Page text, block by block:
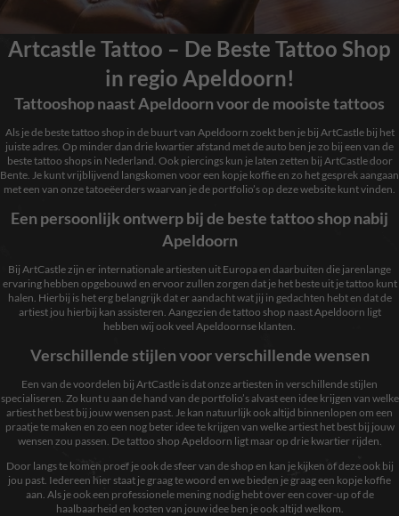
Artcastle Tattoo – De Beste Tattoo Shop
in regio Apeldoorn!
Tattooshop naast Apeldoorn voor de mooiste tattoos
Als je de beste tattoo shop in de buurt van Apeldoorn zoekt ben je bij ArtCastle bij het
juiste adres. Op minder dan drie kwartier afstand met de auto ben je zo bij een van de
beste tattoo shops in Nederland. Ook piercings kun je laten zetten bij ArtCastle door
Bente. Je kunt vrijblijvend langskomen voor een kopje koffie en zo het gesprek aangaan
met een van onze tatoeëerders waarvan je de portfolio’s op deze website kunt vinden.
Een persoonlijk ontwerp bij de beste tattoo shop nabij
Apeldoorn
Bij ArtCastle zijn er internationale artiesten uit Europa en daarbuiten die jarenlange
ervaring hebben opgebouwd en ervoor zullen zorgen dat je het beste uit je tattoo kunt
halen. Hierbij is het erg belangrijk dat er aandacht wat jij in gedachten hebt en dat de
artiest jou hierbij kan assisteren. Aangezien de tattoo shop naast Apeldoorn ligt
hebben wij ook veel Apeldoornse klanten.
Verschillende stijlen voor verschillende wensen
Een van de voordelen bij ArtCastle is dat onze artiesten in verschillende stijlen
specialiseren. Zo kunt u aan de hand van de portfolio’s alvast een idee krijgen van welke
artiest het best bij jouw wensen past. Je kan natuurlijk ook altijd binnenlopen om een
praatje te maken en zo een nog beter idee te krijgen van welke artiest het best bij jouw
wensen zou passen. De tattoo shop Apeldoorn ligt maar op drie kwartier rijden.
Door langs te komen proef je ook de sfeer van de shop en kan je kijken of deze ook bij
jou past. Iedereen hier staat je graag te woord en we bieden je graag een kopje koffie
aan. Als je ook een professionele mening nodig hebt over een cover-up of de
haalbaarheid en kosten van jouw idee ben je ook altijd welkom.